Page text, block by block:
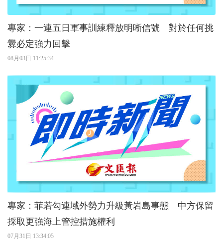
專家：一連五日軍事訓練釋放明晰信號 對於任何挑
釁必定強力回擊
08月03日 11:25:34
專家：菲若勾連域外勢力升級黃岩島事態 中方保留
採取更強海上管控措施權利
07月31日 13:34:05